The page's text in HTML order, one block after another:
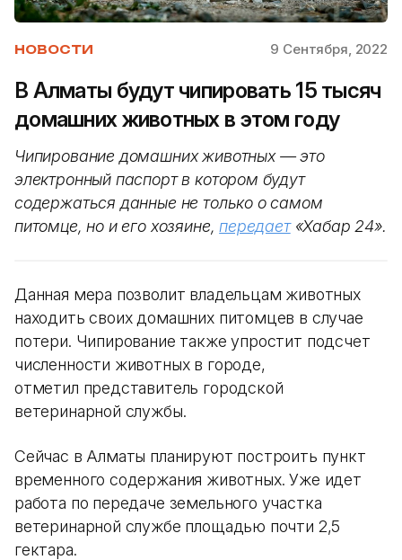
НОВОСТИ 9 Сентября, 2022
В Алматы будут чипировать 15 тысяч
домашних животных в этом году
Чипирование домашних животных — это
электронный паспорт в котором будут
содержаться данные не только о самом
питомце, но и его хозяине,передает«Хабар 24».
Данная мера позволит владельцам животных
находить своих домашних питомцев в случае
потери. Чипирование также упростит подсчет
численности животных в городе,
отметил представитель городской
ветеринарной службы.
Сейчас в Алматы планируют построить пункт
временного содержания животных. Уже идет
работа по передаче земельного участка
ветеринарной службе площадью почти 2,5
гектара.